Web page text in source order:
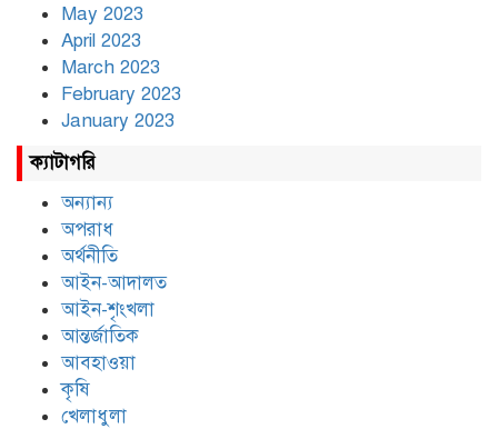
May 2023
April 2023
March 2023
February 2023
January 2023
ক্যাটাগরি
অন্যান্য
অপরাধ
অর্থনীতি
আইন-আদালত
আইন-শৃংখলা
আন্তর্জাতিক
আবহাওয়া
কৃষি
খেলাধুলা